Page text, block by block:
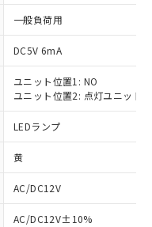
一般負荷用
DC5V 6mA
ユニット位置1: NO
ユニット位置2: 点灯ユニット
LEDランプ
黄
AC/DC12V
AC/DC12V±10%